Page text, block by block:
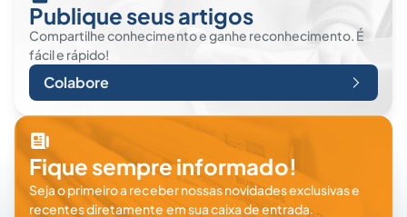
Publique seus artigos
Compartilhe conhecimento e ganhe reconhecimento. É
fácil e rápido!
Colabore
Fique sempre informado!
Seja o primeiro a receber nossas novidades exclusivas e
recentes diretamente em sua caixa de entrada.